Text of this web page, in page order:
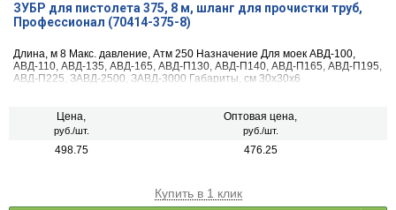
ЗУБР для пистолета 375, 8 м, шланг для прочистки труб,
Профессионал (70414-375-8)
Длина, м 8 Макс. давление, Атм 250 Назначение Для моек АВД-100,
АВД-110, АВД-135, АВД-165, АВД-П130, АВД-П140, АВД-П165, АВД-П195,
АВД-П225, ЗАВД-2500, ЗАВД-3000 Габариты, см 30х30х6
Цена,
руб./шт.
Оптовая цена,
руб./шт.
498.75 476.25
Купить в 1 клик